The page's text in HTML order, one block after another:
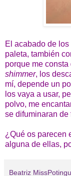
El acabado de
paleta, también
porque me
shimmer, los
mí, depende un
los vaya a usar,
polvo, me
se difuminaran de
¿Qué os parecen
alguna de ellas,
Beatriz